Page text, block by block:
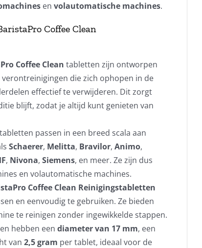
en volautomatische machines.
Coffee Clean
Coffee Clean tabletten zijn ontworpen
die zich ophopen in de
effectief te verwijderen. Dit zorgt
blijft, zodat je altijd kunt genieten van
passen in een breed scala aan
Schaerer, Melitta, Bravilor, Animo,
, Nivona, Siemens, en meer. Ze zijn dus
en volautomatische machines.
Coffee Clean Reinigingstabletten
en eenvoudig te gebruiken. Ze bieden
te reinigen zonder ingewikkelde stappen.
hebben een diameter van 17 mm, een
van 2,5 gram per tablet, ideaal voor de